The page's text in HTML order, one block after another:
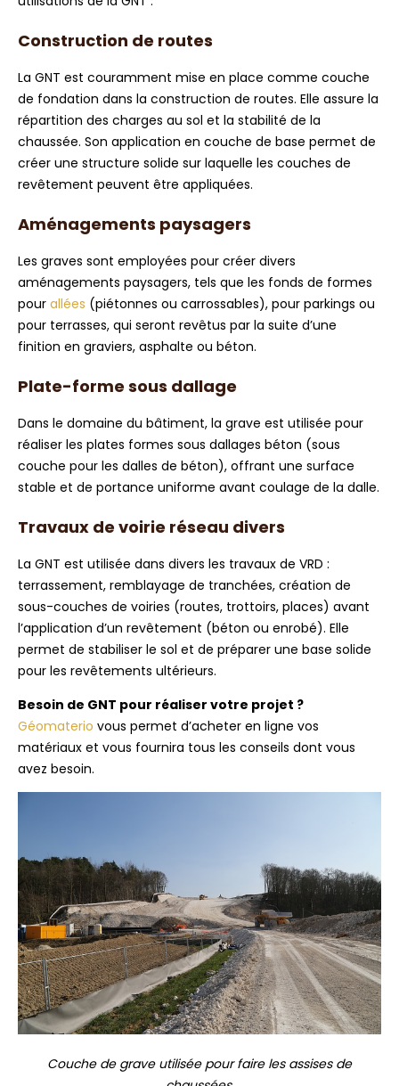
Construction de routes
La GNT est couramment mise en place comme couche
de fondation dans la construction de routes. Elle assure la
répartition des charges au sol et la stabilité de la
chaussée. Son application en couche de base permet de
créer une structure solide sur laquelle les couches de
revêtement peuvent être appliquées.
Aménagements paysagers
Les graves sont employées pour créer divers
aménagements paysagers, tels que les fonds de formes
pour allées (piétonnes ou carrossables), pour parkings ou
pour terrasses, qui seront revêtus par la suite d’une
finition en graviers, asphalte ou béton.
Plate-forme sous dallage
Dans le domaine du bâtiment, la grave est utilisée pour
réaliser les plates formes sous dallages béton (sous
couche pour les dalles de béton), offrant une surface
stable et de portance uniforme avant coulage de la dalle.
Travaux de voirie réseau divers
La GNT est utilisée dans divers les travaux de VRD :
terrassement, remblayage de tranchées, création de
sous-couches de voiries (routes, trottoirs, places) avant
l’application d’un revêtement (béton ou enrobé). Elle
permet de stabiliser le sol et de préparer une base solide
pour les revêtements ultérieurs.
Besoin de GNT pour réaliser votre projet ?
Géomaterio vous permet d’acheter en ligne vos
matériaux et vous fournira tous les conseils dont vous
avez besoin.
Couche de grave utilisée pour faire les assises de